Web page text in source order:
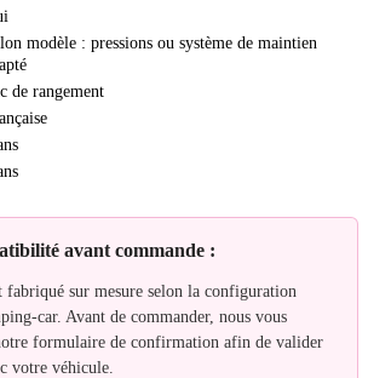
modèle : pressions ou système de maintien
de rangement
avant commande :
fabriqué sur mesure selon la configuration
car. Avant de commander, nous vous
formulaire de confirmation afin de valider
votre véhicule.